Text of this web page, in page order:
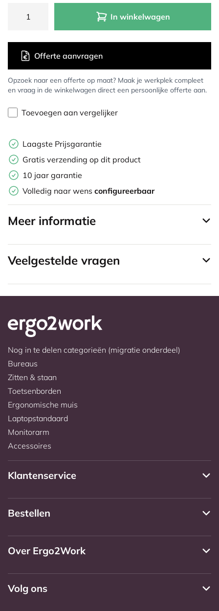
In winkelwagen
Opzoek naar een offerte op maat? Maak je werkplek compleet
en vraag in de winkelwagen direct een persoonlijke offerte aan.
Offerte aanvragen
Toevoegen aan vergelijker
Laagste Prijsgarantie
Gratis verzending op dit product
10 jaar garantie
Volledig naar wens configureerbaar
Meer informatie
Veelgestelde vragen
Nog in te delen categorieën (migratie onderdeel)
Bureaus
Zitten & staan
Toetsenborden
Ergonomische muis
Laptopstandaard
Monitorarm
Accessoires
Klantenservice
Bestellen
Over Ergo2Work
Volg ons